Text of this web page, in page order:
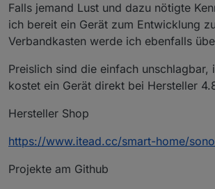
Falls jemand Lust und dazu nötigte
ich bereit ein Gerät zum Entwicklung
Verbandkasten werde ich ebenfalls
Preislich sind die einfach unschlagbar,
kostet ein Gerät direkt bei Hersteller
Hersteller Shop
https://www.itead.cc/smart-home/
Projekte am Github